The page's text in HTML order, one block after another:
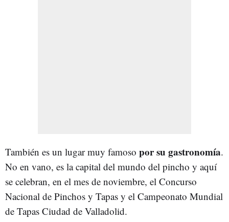
También es un lugar muy famoso por su gastronomía.
No en vano, es la capital del mundo del pincho y aquí
se celebran, en el mes de noviembre, el Concurso
Nacional de Pinchos y Tapas y el Campeonato Mundial
de Tapas Ciudad de Valladolid.